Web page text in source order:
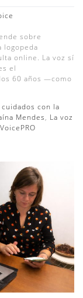
sobre
logopeda
online. La voz sí
el
60 años —como
cuidados con la
Mendes, La voz
VoicePRO